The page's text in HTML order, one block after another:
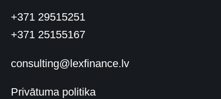
+371 29515251
+371 25155167
consulting@lexfinance.lv
Privātuma politika